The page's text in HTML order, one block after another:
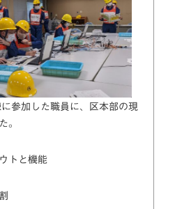
参加した職員に、区本部の現
。
と機能